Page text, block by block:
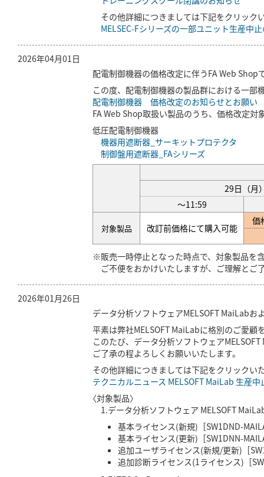
その他詳細につきましては下記をクリック
MELSEC-Fシリーズの一部ユニット生産中
2026年04月01日
配電制御機器の価格改定に伴うFA Web Shop
この度、配電制御機器の製品群における一
配電制御機器 価格改定のお知らせとお願い
FA Web Shop取扱い製品のうち、価格改定
低圧配電制御機器
機器用遮断器_サーキットプロテクタ
制御盤用遮断器_FAシリーズ
29日（月
～11:59
対象製品 改訂前価格にて購入可能
価
※販売一時停止となった時点で、対象製品を
ご不便をおかけいたしますが、ご理解とご
2026年01月26日
データ分析ソフトウェアMELSOFT MaiLabお
平素は弊社MELSOFT MaiLabに格別のご愛顧
このたび、データ分析ソフトウェア
ご了承の程よろしくお願いいたします。
その他詳細につきましては下記をクリックい
テクニカルニュース MELSOFT MaiLab 生産
〈対象製品〉
1.データ分析ソフトウェア MELSOFT
基本ライセンス(新規)［SW1DND-
基本ライセンス(更新)［SW1DNN-
追加ユーザライセンス(新規/更新)［
追加診断ライセンス(1ライセンス)［